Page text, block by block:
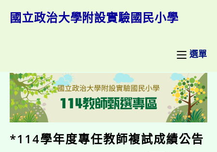
國立政治大學附設實驗國民小學
選單
*114學年度專任教師複試成績公告